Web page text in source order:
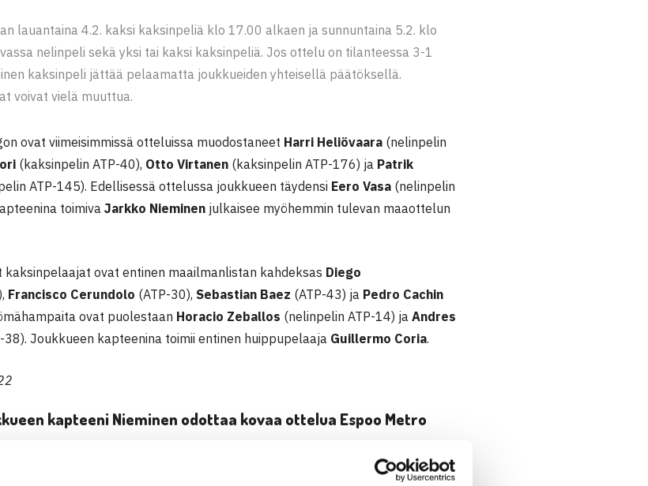
lauantaina 4.2. kaksi kaksinpeliä klo 17.00 alkaen ja sunnuntaina 5.2. klo
nelinpeli sekä yksi tai kaksi kaksinpeliä. Jos ottelu on tilanteessa 3-1
kaksinpeli jättää pelaamatta joukkueiden yhteisellä päätöksellä.
voivat vielä muuttua.
ovat viimeisimmissä otteluissa muodostaneet Harri Heliövaara (nelinpelin
(kaksinpelin ATP-40), Otto Virtanen (kaksinpelin ATP-176) ja Patrik
ATP-145). Edellisessä ottelussa joukkueen täydensi Eero Vasa (nelinpelin
toimiva Jarkko Nieminen julkaisee myöhemmin tulevan maaottelun
kaksinpelaajat ovat entinen maailmanlistan kahdeksas Diego
Francisco Cerundolo (ATP-30), Sebastian Baez (ATP-43) ja Pedro Cachin
ovat puolestaan Horacio Zeballos (nelinpelin ATP-14) ja Andres
38). Joukkueen kapteenina toimii entinen huippupelaaja Guillermo Coria.
kapteeni Nieminen odottaa kovaa ottelua Espoo Metro
Jarkko Nieminen odottaa tulevasta kotiottelusta tasokasta laajan materiaalin